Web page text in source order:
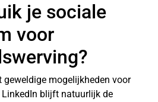
je sociale
voor
geweldige mogelijkheden voor
LinkedIn blijft natuurlijk de